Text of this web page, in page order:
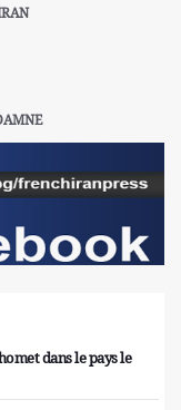
dans le pays le